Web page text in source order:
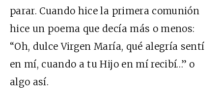
parar. Cuando hice la primera comunión
hice un poema que decía más o menos:
“Oh, dulce Virgen María, qué alegría sentí
en mí, cuando a tu Hijo en mí recibí…” o
algo así.